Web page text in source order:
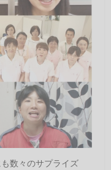
数々のサプライズ